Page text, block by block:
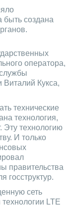
быть создана
оператора,
Кукса,
технические
технология,
Эту технологию
И только
правительства
госструктур.
сеть
LTE